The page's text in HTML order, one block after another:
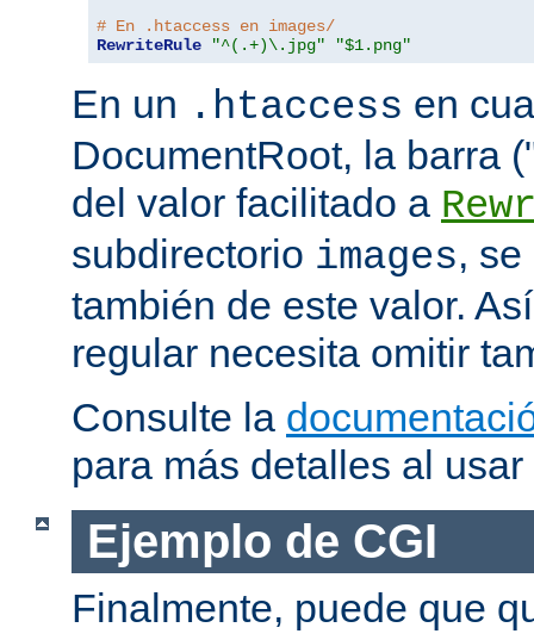
# En .htaccess en images/
RewriteRule
"^(.+)\.jpg" "$1.png"
En un .htaccess en
DocumentRoot, la barra
del valor facilitado a
subdirectorio images,
también de este valor.
regular necesita omitir
Consulte la
para más detalles al usar
Ejemplo de CGI
Finalmente, puede que